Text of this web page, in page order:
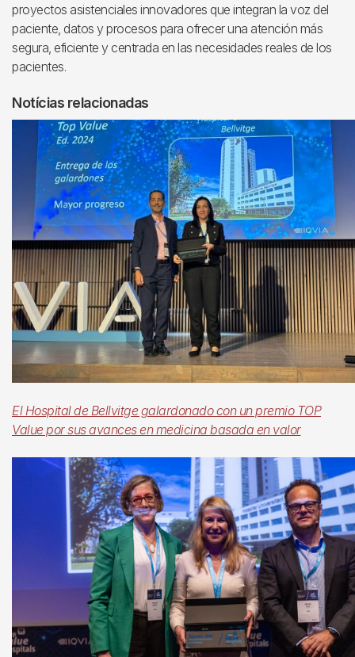
proyectos asistenciales innovadores que integran la voz del
paciente, datos y procesos para ofrecer una atención más
segura, eficiente y centrada en las necesidades reales de los
pacientes.
Notícias relacionadas
El Hospital de Bellvitge galardonado con un premio TOP
Value por sus avances en medicina basada en valor